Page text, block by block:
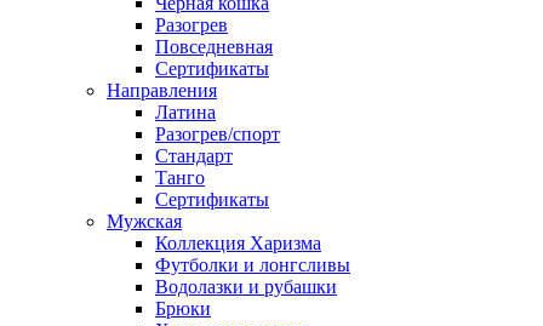
Разогрев
Повседневная
Сертификаты
Направления
Латина
Разогрев/спорт
Стандарт
Танго
Сертификаты
Мужская
Коллекция Харизма
Футболки и лонгсливы
Водолазки и рубашки
Брюки